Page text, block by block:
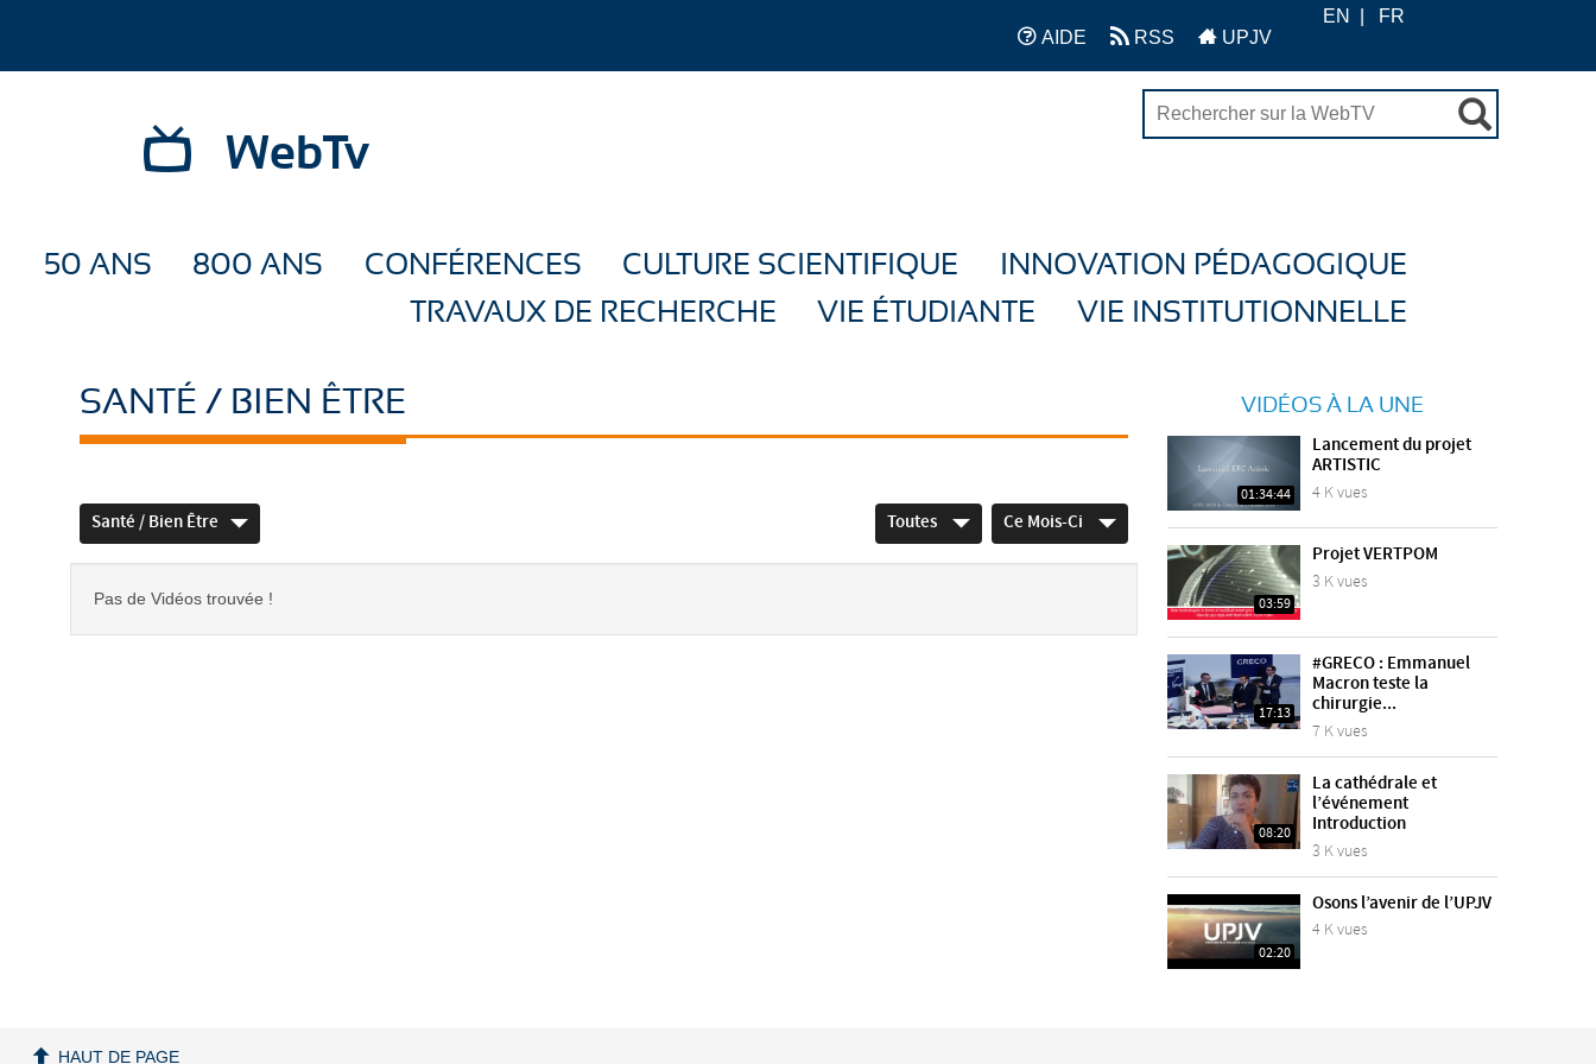
AIDE RSS UPJV
EN FR
WebTv
50 ANS 800 ANS CONFÉRENCES CULTURE SCIENTIFIQUE
INNOVATION PÉDAGOGIQUE
TRAVAUX DE RECHERCHE
VIE ÉTUDIANTE VIE INSTITUTIONNELLE
SANTÉ / BIEN ÊTRE
Santé / Bien Être Toutes Ce Mois-Ci
Pas de Vidéos trouvée !
VIDÉOS À LA UNE
01:34:44
Lancement du projet
ARTISTIC
4 K vues
03:59
Projet VERTPOM
3 K vues
17:13
#GRECO : Emmanuel
Macron teste la
chirurgie...
7 K vues
08:20
La cathédrale et
l’événement
Introduction
3 K vues
02:20
Osons l’avenir de l’UPJV
4 K vues
HAUT DE PAGE